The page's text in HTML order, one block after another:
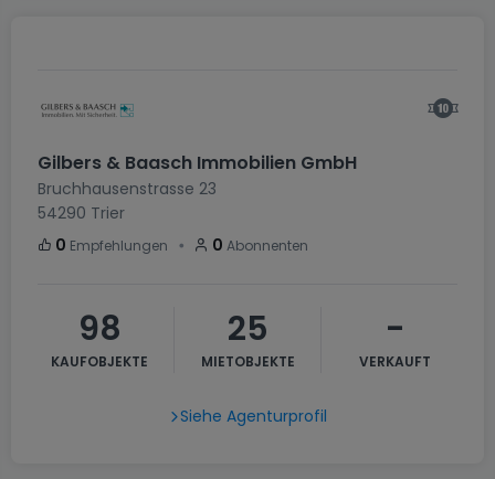
Gilbers & Baasch Immobilien GmbH
Bruchhausenstrasse 23
54290 Trier
0 Empfehlungen ・ 0 Abonnenten
98
KAUFOBJEKTE
25
MIETOBJEKTE
-
VERKAUFT
Siehe Agenturprofil